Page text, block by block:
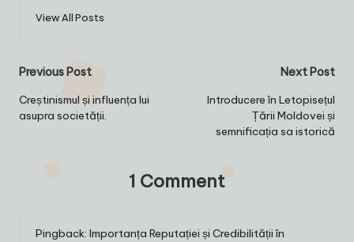
View All Posts
Post
navigation
Previous Post
Creștinismul și influența lui
asupra societății.
Next Post
Introducere în Letopisețul
Țării Moldovei și
semnificația sa istorică
1 Comment
Pingback: Importanța Reputației și Credibilității în